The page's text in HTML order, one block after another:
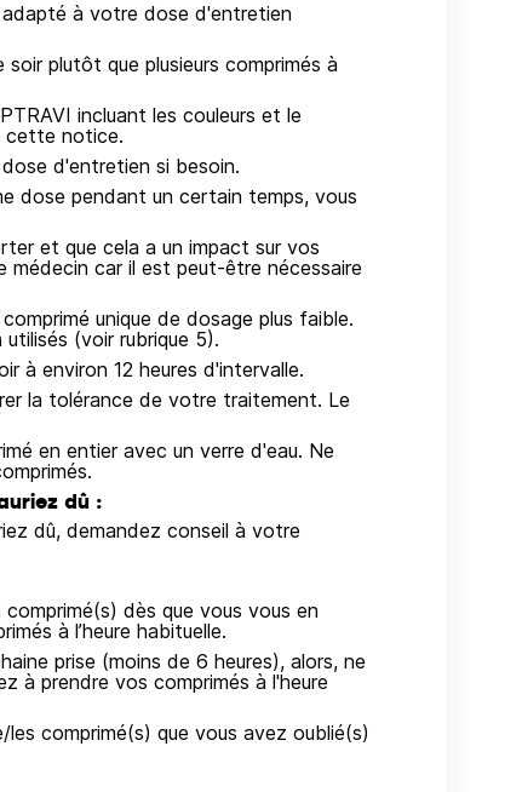
adapté à votre dose d'entretien
plutôt que plusieurs comprimés à
incluant les couleurs et le
cette notice.
d'entretien si besoin.
dose pendant un certain temps, vous
et que cela a un impact sur vos
car il est peut-être nécessaire
unique de dosage plus faible.
(voir rubrique 5).
à environ 12 heures d'intervalle.
la tolérance de votre traitement. Le
en entier avec un verre d'eau. Ne
dû :
dû, demandez conseil à votre
dès que vous vous en
à l’heure habituelle.
prise (moins de 6 heures), alors, ne
à prendre vos comprimés à l'heure
comprimé(s) que vous avez oublié(s)